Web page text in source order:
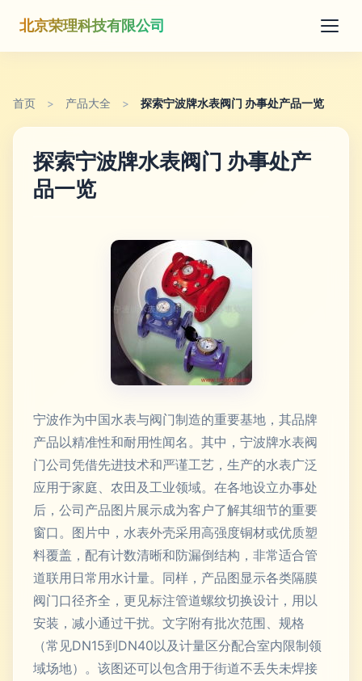
北京荣理科技有限公司
首页 > 产品大全 > 探索宁波牌水表阀门 办事处产品一览
探索宁波牌水表阀门 办事处产
品一览
宁波作为中国水表与阀门制造的重要基地，其品牌
产品以精准性和耐用性闻名。其中，宁波牌水表阀
门公司凭借先进技术和严谨工艺，生产的水表广泛
应用于家庭、农田及工业领域。在各地设立办事处
后，公司产品图片展示成为客户了解其细节的重要
窗口。图片中，水表外壳采用高强度铜材或优质塑
料覆盖，配有计数清晰和防漏倒结构，非常适合管
道联用日常用水计量。同样，产品图显示各类隔膜
阀门口径齐全，更见标注管道螺纹切换设计，用以
安装，减小通过干扰。文字附有批次范围、规格
（常见DN15到DN40以及计量区分配合室内限制领
域场地）。该图还可以包含用于街道不丢失未焊接